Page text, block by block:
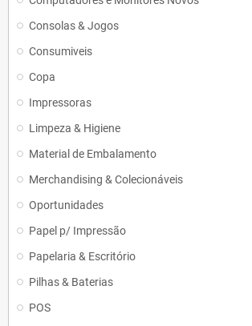
Consolas & Jogos
Consumiveis
Copa
Impressoras
Limpeza & Higiene
Material de Embalamento
Merchandising & Colecionáveis
Oportunidades
Papel p/ Impressão
Papelaria & Escritório
Pilhas & Baterias
POS